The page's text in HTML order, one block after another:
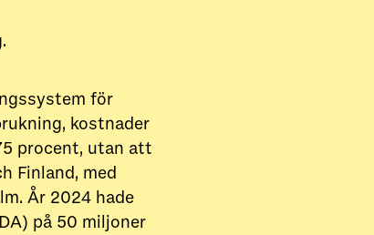
för
kostnader
procent, utan att
Finland, med
År 2024 hade
på 50 miljoner